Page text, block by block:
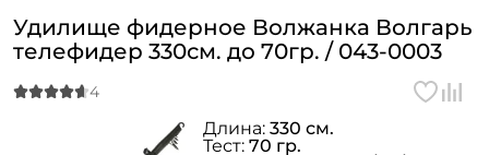
Удилище фидерное Волжанка Волгарь
телефидер 330см. до 70гр. / 043-0003
Длина: 330 см.
Тест: 70 гр.